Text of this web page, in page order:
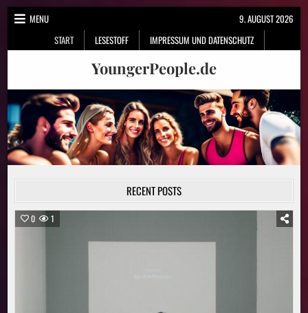
Skip
MENU
START
LESESTOFF IMPRESSUM UND DATENSCHUTZ
9. AUGUST 2026
YoungerPeople.de
RECENT POSTS
0 1